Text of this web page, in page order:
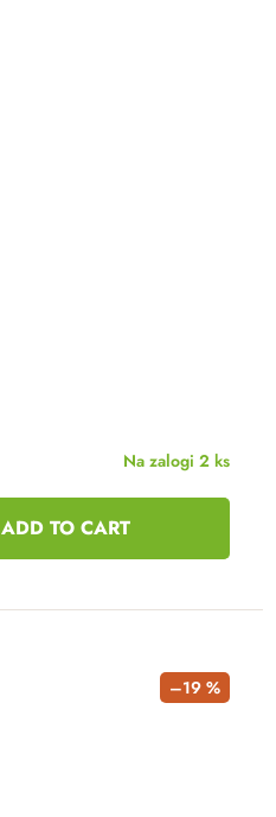
Na zalogi 2 ks
ADD TO CART
–19 %